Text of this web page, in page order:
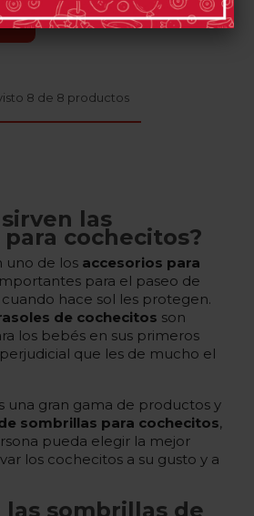
Comprar
8 de 8 productos
las
cochecitos?
uno de los accesorios para
para el paseo de
hace sol les protegen.
de cochecitos son
los bebés en sus primeros
que les de mucho el
una gran gama de productos y
sombrillas para cochecitos,
pueda elegir la mejor
los cochecitos a su gusto y a
las sombrillas de